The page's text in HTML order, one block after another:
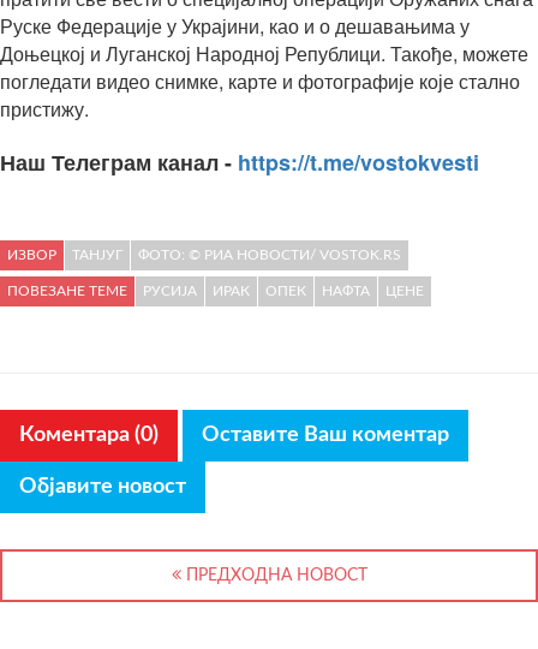
Руске Федерације у Украјини, као и о дешавањима у
Доњецкој и Луганској Народној Републици. Такође, можете
погледати видео снимке, карте и фотографије које стално
пристижу.
Наш Телеграм канал - https://t.me/vostokvesti
ИЗВОР ТАНЈУГ ФОТО: © РИА НОВОСТИ/ VOSTOK.RS
ПОВЕЗАНЕ ТЕМЕ РУСИЈА ИРАК ОПЕК НАФТА ЦЕНЕ
Коментара (0) Оставите Ваш коментар
Објавите новост
ПРЕДХОДНА НОВОСТ